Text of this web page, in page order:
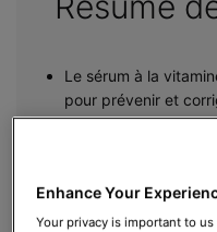
Le sérum à la
pour prévenir et
les radicaux libres.
Il s’utilise à partir
Il est important de
sérum à la vitamine
Enhance Your
Your privacy is important to